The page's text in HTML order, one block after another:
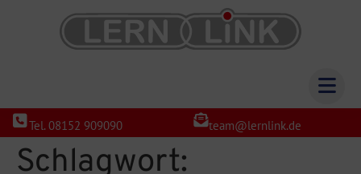
Tel. 08152 909090 team@lernlink.de
Schlagwort: